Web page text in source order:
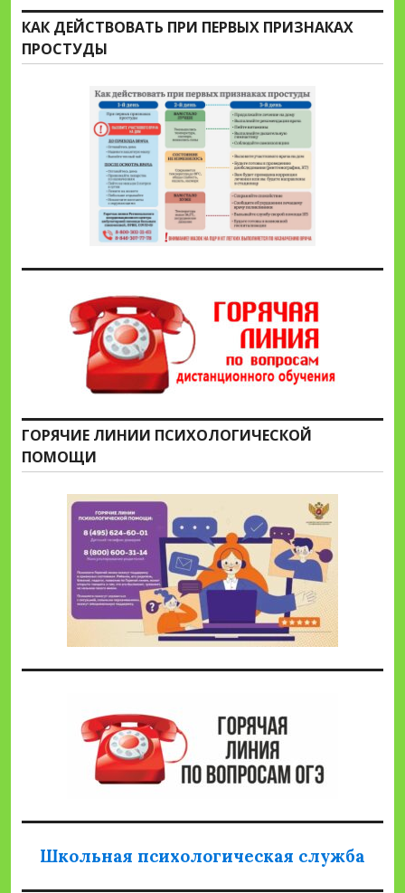
КАК ДЕЙСТВОВАТЬ ПРИ ПЕРВЫХ ПРИЗНАКАХ
ПРОСТУДЫ
ГОРЯЧИЕ ЛИНИИ ПСИХОЛОГИЧЕСКОЙ
ПОМОЩИ
Школьная психологическая служба